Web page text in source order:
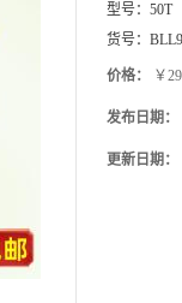
型号： 50T
货号：
价格： ￥
发布日期：
更新日期：